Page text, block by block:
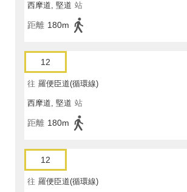
西摩道, 堅道 站
距離 180m
12
往 羅便臣道(循環線)
西摩道, 堅道 站
距離 180m
12
往 羅便臣道(循環線)